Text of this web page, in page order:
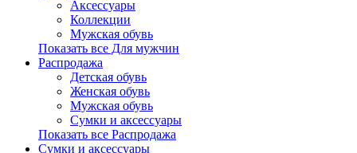
Аксессуары
Коллекции
Мужская обувь
Показать все Для мужчин
Распродажа
Детская обувь
Женская обувь
Мужская обувь
Сумки и аксессуары
Показать все Распродажа
Сумки и аксессуары